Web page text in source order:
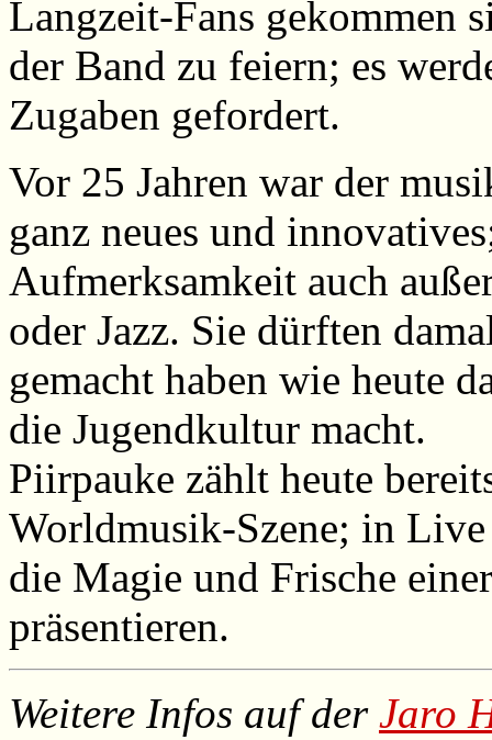
Langzeit-Fans gekommen
der Band zu feiern; es
Zugaben gefordert.
Vor 25 Jahren war der
ganz neues und
Aufmerksamkeit auch
oder Jazz. Sie dürften
gemacht haben wie heute
die Jugendkultur macht.
Piirpauke zählt heute
Worldmusik-Szene; in
die Magie und Frische
präsentieren.
Weitere Infos auf der Jaro